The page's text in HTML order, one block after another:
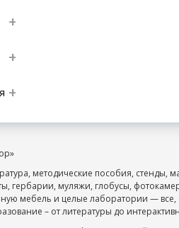
методические пособия, стенды,
гербарии, муляжи, глобусы,
мебель и целые лаборатории — все,
– от литературы до